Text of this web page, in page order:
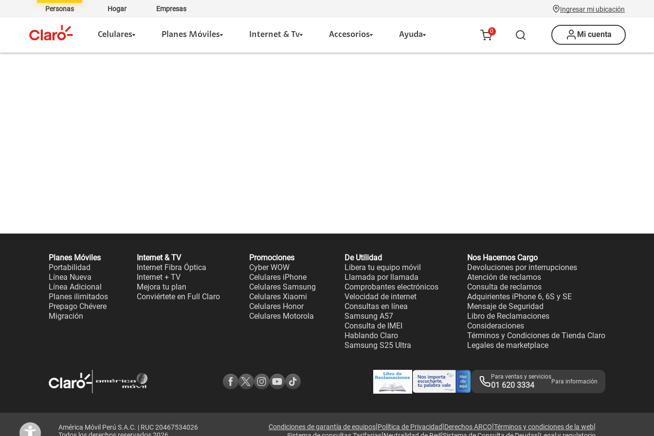
Personas Hogar Empresas Ingresar mi ubicación
Celulares Planes Móviles Internet & Tv Accesorios Ayuda 0 Mi cuenta
Planes Móviles
Portabilidad
Línea Nueva
Línea Adicional
Planes ilimitados
Prepago Chévere
Migración
Internet & TV
Internet Fibra Óptica
Internet + TV
Mejora tu plan
Conviértete en Full Claro
Promociones
Cyber WOW
Celulares iPhone
Celulares Samsung
Celulares Xiaomi
Celulares Honor
Celulares Motorola
De Utilidad
Libera tu equipo móvil
Llamada por llamada
Comprobantes electrónicos
Velocidad de internet
Consultas en línea
Samsung A57
Consulta de IMEI
Hablando Claro
Samsung S25 Ultra
Nos Hacemos Cargo
Devoluciones por interrupciones
Atención de reclamos
Consulta de reclamos
Adquirientes iPhone 6, 6S y SE
Mensaje de Seguridad
Libro de Reclamaciones
Consideraciones
Términos y Condiciones de Tienda Claro
Legales de marketplace
Para ventas y servicios
01 620 3334 Para información
América Móvil Perú S.A.C. | RUC 20467534026
Condiciones de garantía de equipos|Política de Privacidad|Derechos ARCO|Términos y condiciones de la web|